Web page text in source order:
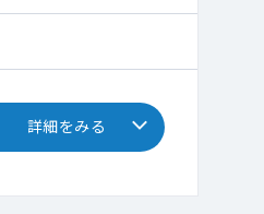
詳細をみる